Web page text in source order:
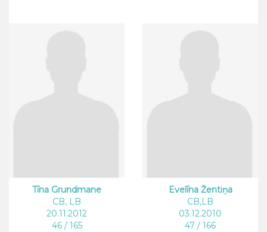
Tīna Grundmane
CB, LB
20.11.2012
46 / 165
Evelīna Žentiņa
CB,LB
03.12.2010
47 / 166